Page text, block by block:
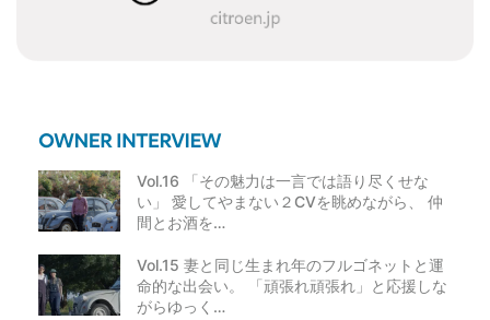
Vol.16 「その魅力は一言では語り尽くせな
い」 愛してやまない２CVを眺めながら、 仲
間とお酒を…
Vol.15 妻と同じ生まれ年のフルゴネットと運
命的な出会い。 「頑張れ頑張れ」と応援しな
がらゆっく…